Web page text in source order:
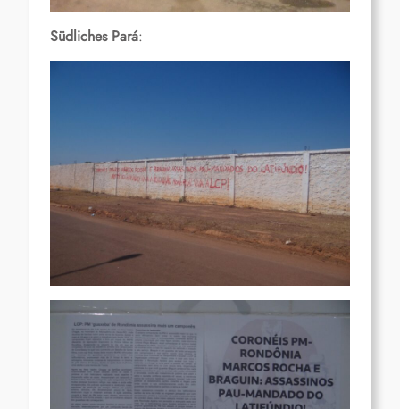
Südliches Pará: